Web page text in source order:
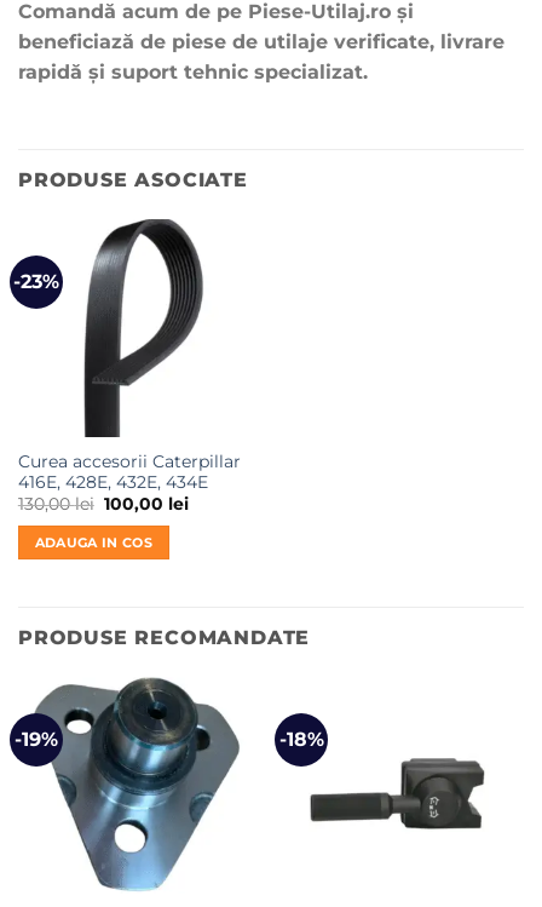
Comandă acum de pe Piese-Utilaj.ro și
beneficiază de piese de utilaje verificate, livrare
rapidă și suport tehnic specializat.
PRODUSE ASOCIATE
-23%
Curea accesorii Caterpillar
416E, 428E, 432E, 434E
130,00lei Prețul
inițial
a
fost:
130,00 lei.
100,00 leiPrețul
ADAUGA IN COS
PRODUSE RECOMANDATE
-19% -18%